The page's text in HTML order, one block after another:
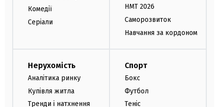
Комедії
Серіали
НМТ 2026
Саморозвиток
Навчання за кордоном
Нерухомість
Аналітика ринку
Купівля житла
Тренди і натхнення
Спорт
Бокс
Футбол
Теніс